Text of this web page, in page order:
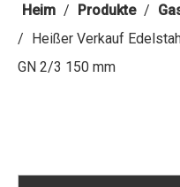
Heim / Produkte /
/ Heißer Verkauf
GN 2/3 150 mm